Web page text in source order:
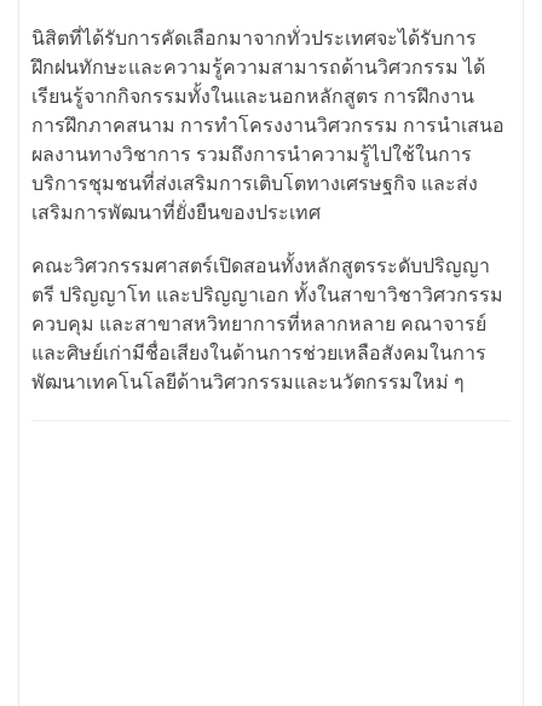
นิสิตที่ได้รับการคัดเลือกมาจากทั่วประเทศจะได้รับการ
ฝึกฝนทักษะและความรู้ความสามารถด้านวิศวกรรม ได้
เรียนรู้จากกิจกรรมทั้งในและนอกหลักสูตร การฝึกงาน
การฝึกภาคสนาม การทำโครงงานวิศวกรรม การนำเสนอ
ผลงานทางวิชาการ รวมถึงการนำความรู้ไปใช้ในการ
บริการชุมชนที่ส่งเสริมการเติบโตทางเศรษฐกิจ และส่ง
เสริมการพัฒนาที่ยั่งยืนของประเทศ
คณะวิศวกรรมศาสตร์เปิดสอนทั้งหลักสูตรระดับปริญญา
ตรี ปริญญาโท และปริญญาเอก ทั้งในสาขาวิชาวิศวกรรม
ควบคุม และสาขาสหวิทยาการที่หลากหลาย คณาจารย์
และศิษย์เก่ามีชื่อเสียงในด้านการช่วยเหลือสังคมในการ
พัฒนาเทคโนโลยีด้านวิศวกรรมและนวัตกรรมใหม่ ๆ